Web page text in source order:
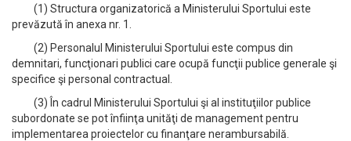
(1) Structura organizatorică a Ministerului Sportului este
prevăzută în anexa nr. 1.
(2) Personalul Ministerului Sportului este compus din
demnitari, funcţionari publici care ocupă funcţii publice generale şi
specifice şi personal contractual.
(3) În cadrul Ministerului Sportului şi al instituţiilor publice
subordonate se pot înfiinţa unităţi de management pentru
implementarea proiectelor cu finanţare nerambursabilă.